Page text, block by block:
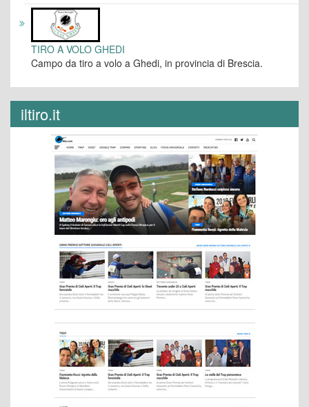
TIRO A VOLO GHEDI
Campo da tiro a volo a Ghedi, in provincia di Brescia.
iltiro.it